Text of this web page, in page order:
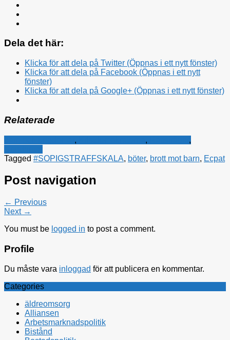
Dela det här:
Klicka för att dela på Twitter (Öppnas i ett nytt fönster)
Klicka för att dela på Facebook (Öppnas i ett nytt
fönster)
Klicka för att dela på Google+ (Öppnas i ett nytt fönster)
Relaterade
, ,
,
Tagged #SOPIGSTRAFFSKALA, böter, brott mot barn, Ecpat
Post navigation
← Previous
Next →
You must be logged in to post a comment.
Profile
Du måste vara inloggad för att publicera en kommentar.
Categories
äldreomsorg
Alliansen
Arbetsmarknadspolitik
Bistånd